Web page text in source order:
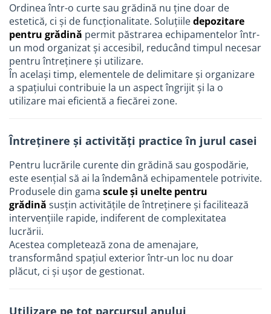
Teava pentru irigatii
Fitinguri pentru irigatii
Robinete
Filtre pentru irigatii
Banda de picurare
Picurator irigatii
Duze pentru irigare gazon
Automatizari irigatii
Camin distribuitor
Scule montaj irigatii
Solutii pentru tratarea tevilor de
irigat
Casa si gradina
Mobilier gradina si terasa
Casute de gradina
Ordinea într-o curte sau grădină nu ține doar de
estetică, ci și de funcționalitate. Soluțiiledepozitare
pentru grădină permit păstrarea echipamentelor într-
un mod organizat și accesibil, reducând timpul necesar
pentru întreținere și utilizare.
În același timp, elementele de delimitare și organizare
a spațiului contribuie la un aspect îngrijit și la o
utilizare mai eficientă a fiecărei zone.
Întreținere și activități practice în jurul casei
Pentru lucrările curente din grădină sau gospodărie,
este esențial să ai la îndemână echipamentele potrivite.
Produsele din gama scule și unelte pentru
grădină susțin activitățile de întreținere și facilitează
intervențiile rapide, indiferent de complexitatea
lucrării.
Acestea completează zona de amenajare,
transformând spațiul exterior într-un loc nu doar
plăcut, ci și ușor de gestionat.
Utilizare pe tot parcursul anului